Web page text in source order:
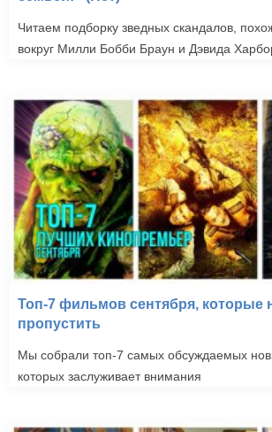
Читаем подборку зведных скандалов,
вокруг Милли Бобби Браун и Дэвида
Топ-7 фильмов сентября, которые
пропустить
Мы собрали топ-7 самых обсуждаемых
которых заслуживает внимания